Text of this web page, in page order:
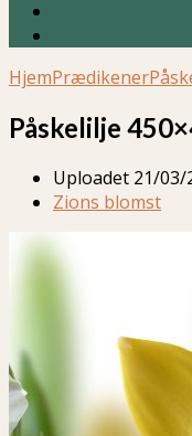
HjemPrædikener
Påskelilje
Uploadet 21/03/
Zions blomst